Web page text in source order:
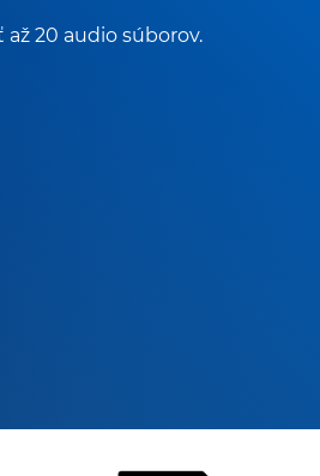
až 20 audio súborov.